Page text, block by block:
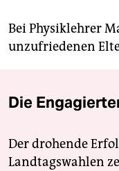
Bei Physiklehrer
unzufriedenen
Die
Der drohende
Landtagswahlen